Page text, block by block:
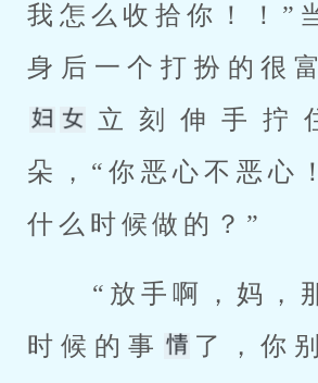
我怎么收拾你！！”
身后一个打扮的很
立刻伸手拧
朵，“你恶心不恶心
什么时候做的？”
时候的事
了，你